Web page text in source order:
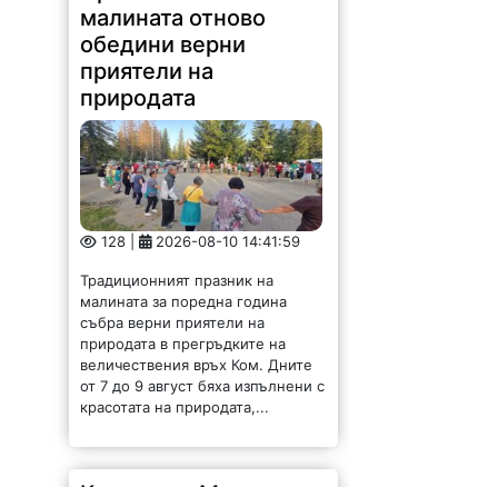
малината отново
обедини верни
приятели на
природата
128 | 2026-08-10 14:41:59
Традиционният празник на
малината за поредна година
събра верни приятели на
природата в прегръдките на
величествения връх Ком. Дните
от 7 до 9 август бяха изпълнени с
красотата на природата,...